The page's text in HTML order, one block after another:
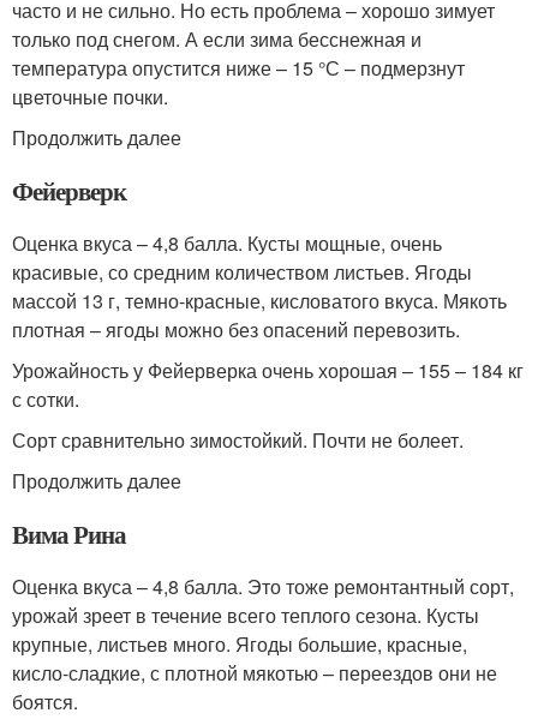
часто и не сильно. Но есть проблема – хорошо зимует
только под снегом. А если зима бесснежная и
температура опустится ниже – 15 °С – подмерзнут
цветочные почки.
Продолжить далее
Фейерверк
Оценка вкуса – 4,8 балла. Кусты мощные, очень
красивые, со средним количеством листьев. Ягоды
массой 13 г, темно-красные, кисловатого вкуса. Мякоть
плотная – ягоды можно без опасений перевозить.
Урожайность у Фейерверка очень хорошая – 155 – 184 кг
с сотки.
Сорт сравнительно зимостойкий. Почти не болеет.
Продолжить далее
Вима Рина
Оценка вкуса – 4,8 балла. Это тоже ремонтантный сорт,
урожай зреет в течение всего теплого сезона. Кусты
крупные, листьев много. Ягоды большие, красные,
кисло-сладкие, с плотной мякотью – переездов они не
боятся.